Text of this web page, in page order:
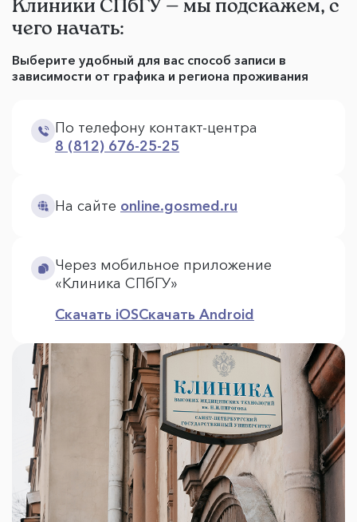
Клиники СПбГУ — мы подскажем, с
чего начать:
Выберите удобный для вас способ записи в
зависимости от графика и региона проживания
По телефону контакт-центра
8 (812) 676-25-25
На сайте online.gosmed.ru
Через мобильное приложение
«Клиника СПбГУ»
Скачать iOSСкачать Android